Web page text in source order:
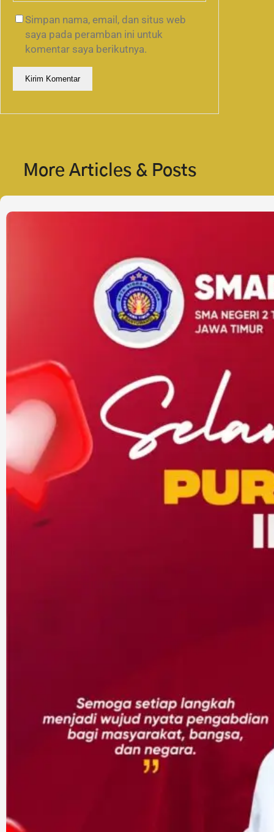
Simpan nama, email, dan situs web
saya pada peramban ini untuk
komentar saya berikutnya.
More Articles & Posts